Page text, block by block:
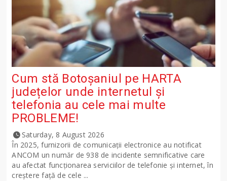
Cum stă Botoșaniul pe HARTA
județelor unde internetul și
telefonia au cele mai multe
PROBLEME!
Saturday, 8 August 2026
În 2025, furnizorii de comunicații electronice au notificat
ANCOM un număr de 938 de incidente semnificative care
au afectat funcționarea serviciilor de telefonie și internet, în
creștere față de cele ...